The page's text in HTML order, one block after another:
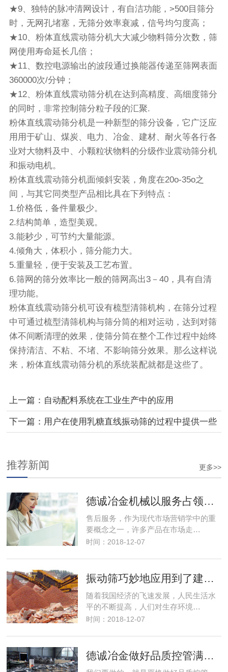
★9、独特的脉冲清网设计，有自洁功能，>500目筛分
时，无网孔堵塞，无筛分效率衰减，信号均匀度高；
★10、粉体直线震动筛分机大大减少物料筛分次数，筛
网使用寿命延长几倍；
★11、数控电源输出的波段通过换能器传递至筛网表面
360000次/分钟；
★12、粉体直线震动筛分机在达到高精度、高细度筛分
的同时，非常控制筛分粒子段的汇聚.
粉体直线震动筛分机是一种新型的筛分设备 ，它广泛应
用用于矿山、煤炭、电力、冶金、建材、耐火等各行各
业对大物料及中、小颗粒状物料的分级作业震动筛分机
和振动电机。
粉体直线震动筛分机面倾斜安装，角度在20o-35o之
间，与其它同类型产品相比具在下列特点：
1.价格低，备件量极少。
2.结构简单，造型美观。
3.能耖少，可节约大量能源。
4.倾角大，体积小，筛分能力大。
5.重量轻，便于安装及工艺布置。
6.筛网的筛分效率比一般的筛网高出3－40，具有自清
理功能。
粉体直线震动筛分机可设有梳型清筛机构，在筛分过程
中可通过梳型清筛机构与筛分筒的相对运动，达到对筛
体不间断清理的效果，使筛分筒在整个工作过程中始终
保持清洁、不粘、不堵、不影响筛分效果。那么这样说
来，粉体直线震动筛分机的系统装配就都是这些了。
上一篇：自动配料系统在工业生产中的应用
下一篇：用户在使用乳糖直线振动筛的过程中提供一些
更多>>
推荐新闻
售后服务，作为现代市场营销学中的重
要概念之一，许多产品在市场走…
时间：2018-12-07
随着我国经济的飞速发展，人民生活水
平的不断提高，人们对生存环境…
时间：2018-12-07